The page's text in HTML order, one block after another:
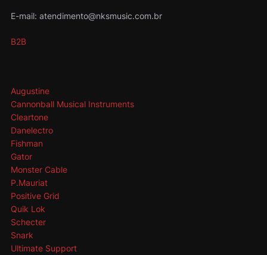
E-mail: atendimento@nksmusic.com.br
B2B
Augustine
Cannonball Musical Instruments
Cleartone
Danelectro
Fishman
Gator
Monster Cable
P.Mauriat
Positive Grid
Quik Lok
Schecter
Snark
Ultimate Support